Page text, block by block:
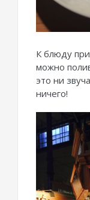
К блюду
можно
это ни
ничего!